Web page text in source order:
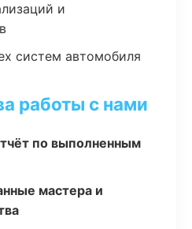
и
систем автомобиля
работы с нами
по выполненным
мастера и